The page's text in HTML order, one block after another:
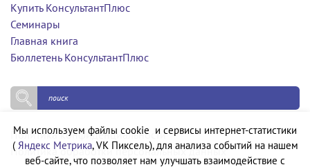
Купить КонсультантПлюс
Семинары
Главная книга
Бюллетень КонсультантПлюс
Политика конфиденциальности
Политика обработки персональных данных
Мы используем файлы cookie и сервисы интернет-статистики
( Яндекс Метрика, VK Пиксель), для анализа событий на нашем
веб-сайте, что позволяет нам улучшать взаимодействие с